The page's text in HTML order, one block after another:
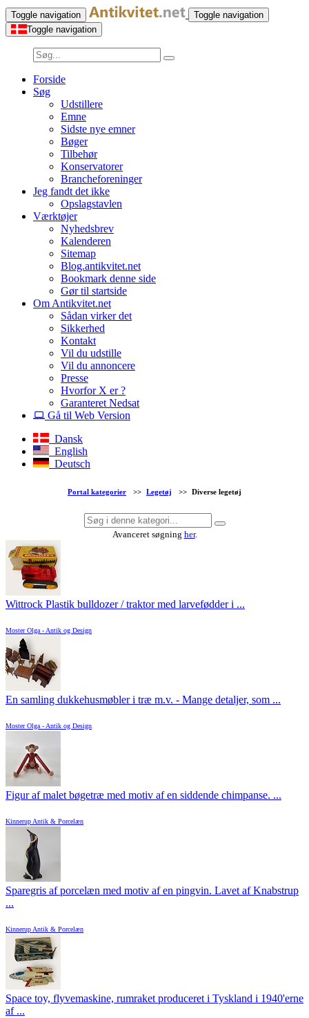
Toggle navigation
Toggle navigation
Toggle navigation
Forside
Søg
Udstillere
Emne
Sidste nye emner
Bøger
Tilbehør
Konservatorer
Brancheforeninger
Jeg fandt det ikke
Opslagstavlen
Værktøjer
Nyhedsbrev
Kalenderen
Sitemap
Blog.antikvitet.net
Bookmark denne side
Gør til startside
Om Antikvitet.net
Sådan virker det
Sikkerhed
Kontakt
Vil du udstille
Vil du annoncere
Presse
Hvorfor X er ?
Garanteret Nedsat
Gå til Web Version
Dansk
English
Deutsch
Portal kategorier >> Legetøj >> Diverse legetøj
Avanceret søgning her.
Wittrock Plastik bulldozer / traktor med larvefødder i ...
Moster Olga - Antik og Design
En samling dukkehusmøbler i træ m.v. - Mange detaljer, som ...
Moster Olga - Antik og Design
Figur af malet bøgetræ med motiv af en siddende chimpanse. ...
Kinnerup Antik & Porcelæn
Sparegris af porcelæn med motiv af en pingvin. Lavet af Knabstrup
...
Kinnerup Antik & Porcelæn
Space toy, flyvemaskine, rumraket produceret i Tyskland i 1940'erne
af ...